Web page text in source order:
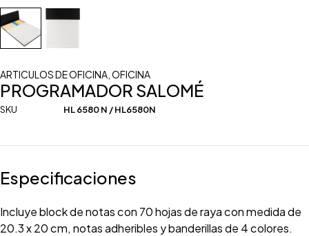
ARTICULOS DE OFICINA OFICINA
PROGRAMADOR SALOMÉ
SKU HL 6580 N / HL6580N
Especificaciones
Incluye block de notas con 70 hojas de raya con medida de
20.3 x 20 cm, notas adheribles y banderillas de 4 colores.